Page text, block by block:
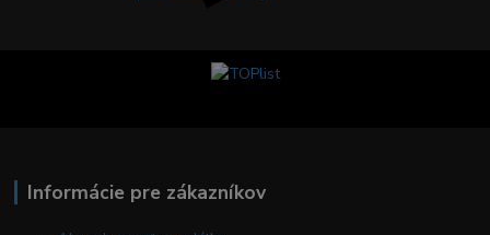
Informácie pre zákazníkov